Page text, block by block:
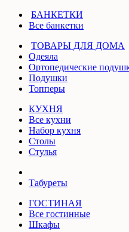
БАНКЕТКИ
Все банкетки
ТОВАРЫ ДЛЯ ДОМА
Одеяла
Ортопедические
Подушки
Топперы
КУХНЯ
Все кухни
Набор кухня
Столы
Стулья
Табуреты
ГОСТИНАЯ
Все гостинные
Шкафы